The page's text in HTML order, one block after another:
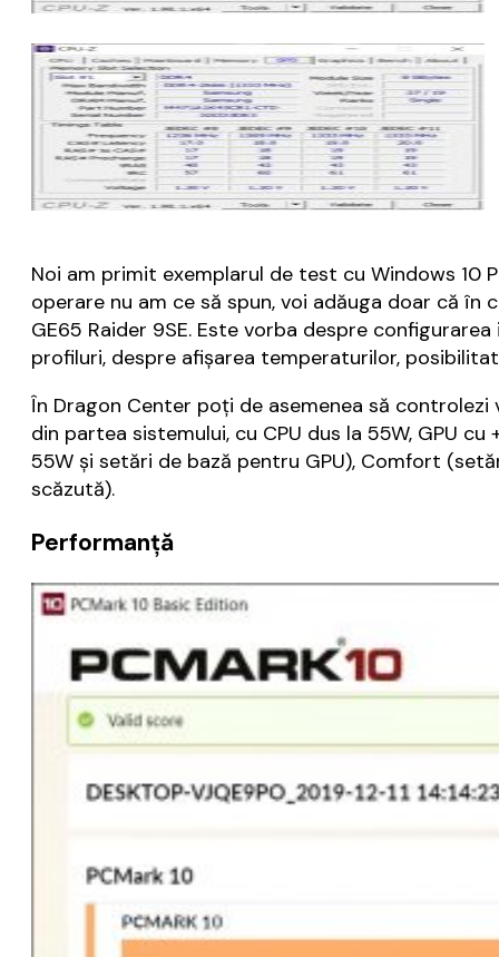
Noi am primit exemplarul de test cu Windows 10
operare nu am ce să spun, voi adăuga doar că
GE65 Raider 9SE. Este vorba despre
profiluri, despre afișarea temperaturilor,
În Dragon Center poți de asemenea să
din partea sistemului, cu CPU dus la 55W, GPU
55W și setări de bază pentru GPU), Comfort
scăzută).
Performanță